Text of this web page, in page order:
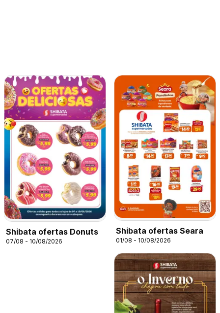
Shibata ofertas Donuts
07/08 - 10/08/2026
Shibata ofertas Seara
01/08 - 10/08/2026